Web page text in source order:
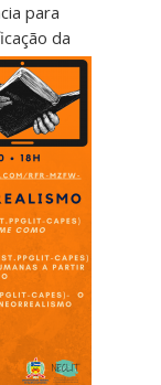
para
da